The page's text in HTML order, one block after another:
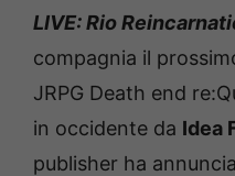
LIVE: Rio
compagnia il
JRPG Death end
in occidente da Idea
publisher ha